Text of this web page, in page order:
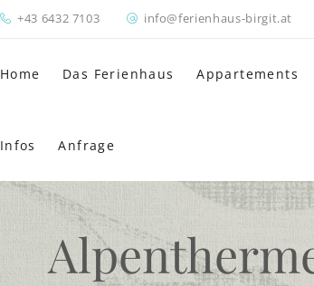
+43 6432 7103 info@ferienhaus-birgit.at
Home Das Ferienhaus Appartements
Infos Anfrage